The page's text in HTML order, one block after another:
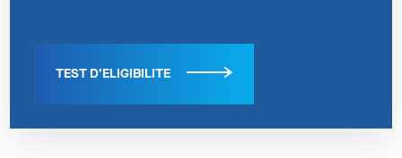
TEST D’ELIGIBILITE